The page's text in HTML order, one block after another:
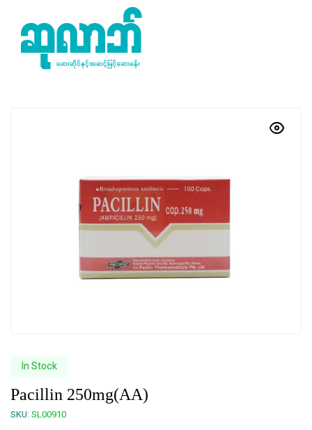
In Stock
Pacillin 250mg(AA)
SKU:SL00910